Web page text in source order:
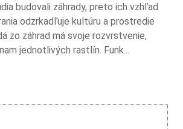
budovali záhrady, preto ich vzhľad
odzrkadľuje kultúru a prostredie
zo záhrad má svoje rozvrstvenie,
jednotlivých rastlín. Funk...